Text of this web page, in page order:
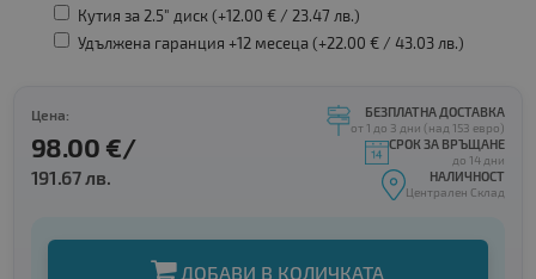
Кутия за 2.5" диск (+12.00 € / 23.47 лв.)
Удължена гаранция +12 месеца (+22.00 € / 43.03 лв.)
Цена:
98.00 €/
191.67 лв.
БЕЗПЛАТНА ДОСТАВКА
от 1 до 3 дни (над 153 евро)
СРОК ЗА ВРЪЩАНЕ
до 14 дни
НАЛИЧНОСТ
Централен Склад
ДОБАВИ В КОЛИЧКАТА